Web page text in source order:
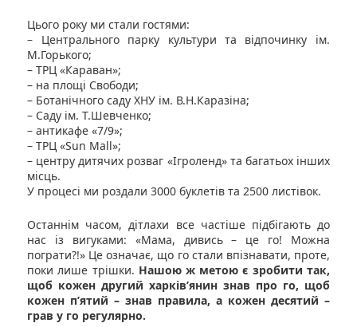
Цього року ми стали гостями:
– Центрального парку культури та відпочинку ім.
М.Горького;
– ТРЦ «Караван»;
– на площі Свободи;
– Ботанічного саду ХНУ ім. В.Н.Каразіна;
– Саду ім. Т.Шевченко;
– антикафе «7/9»;
– ТРЦ «Sun Mall»;
– центру дитячих розваг «Ігроленд» та багатьох інших
місць.
У процесі ми роздали 3000 буклетів та 2500 листівок.
Останнім часом, дітлахи все частіше підбігають до
нас із вигуками: «Мама, дивись – це го! Можна
пограти?!» Це означає, що го стали впізнавати, проте,
поки лише трішки. Нашою ж метою є зробити так,
щоб кожен другий харків’янин знав про го, щоб
кожен п’ятий – знав правила, а кожен десятий –
грав у го регулярно.